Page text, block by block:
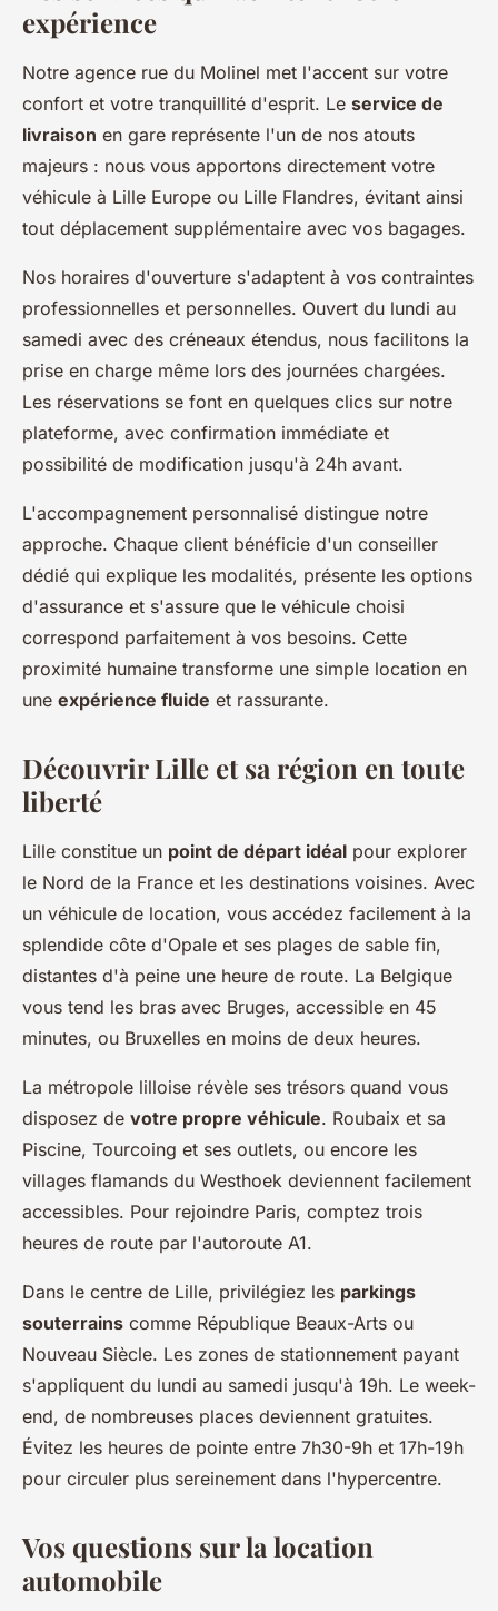
expérience
Notre agence rue du Molinel met l'accent sur votre
confort et votre tranquillité d'esprit. Le service de
livraison en gare représente l'un de nos atouts
majeurs : nous vous apportons directement votre
véhicule à Lille Europe ou Lille Flandres, évitant ainsi
tout déplacement supplémentaire avec vos bagages.
Nos horaires d'ouverture s'adaptent à vos contraintes
professionnelles et personnelles. Ouvert du lundi au
samedi avec des créneaux étendus, nous facilitons la
prise en charge même lors des journées chargées.
Les réservations se font en quelques clics sur notre
plateforme, avec confirmation immédiate et
possibilité de modification jusqu'à 24h avant.
L'accompagnement personnalisé distingue notre
approche. Chaque client bénéficie d'un conseiller
dédié qui explique les modalités, présente les options
d'assurance et s'assure que le véhicule choisi
correspond parfaitement à vos besoins. Cette
proximité humaine transforme une simple location en
une expérience fluide et rassurante.
Découvrir Lille et sa région en toute
liberté
Lille constitue un point de départ idéal pour explorer
le Nord de la France et les destinations voisines. Avec
un véhicule de location, vous accédez facilement à la
splendide côte d'Opale et ses plages de sable fin,
distantes d'à peine une heure de route. La Belgique
vous tend les bras avec Bruges, accessible en 45
minutes, ou Bruxelles en moins de deux heures.
La métropole lilloise révèle ses trésors quand vous
disposez de votre propre véhicule. Roubaix et sa
Piscine, Tourcoing et ses outlets, ou encore les
villages flamands du Westhoek deviennent facilement
accessibles. Pour rejoindre Paris, comptez trois
heures de route par l'autoroute A1.
Dans le centre de Lille, privilégiez les parkings
souterrains comme République Beaux-Arts ou
Nouveau Siècle. Les zones de stationnement payant
s'appliquent du lundi au samedi jusqu'à 19h. Le week-
end, de nombreuses places deviennent gratuites.
Évitez les heures de pointe entre 7h30-9h et 17h-19h
pour circuler plus sereinement dans l'hypercentre.
Vos questions sur la location
automobile